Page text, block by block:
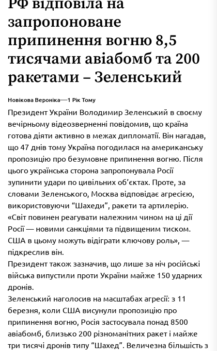
РФ відповіла на
запропоноване
припинення вогню 8,5
тисячами авіабомб та 200
ракетами – Зеленський
Новікова Вероніка 1 Рік Тому
Президент України Володимир Зеленський в своєму
вечірньому відеозверненні повідомив, що країна
готова діяти активно в межах дипломатії. Він нагадав,
що 47 днів тому Україна погодилася на американську
пропозицію про безумовне припинення вогню. Після
цього українська сторона запропонувала Росії
зупинити удари по цивільних об’єктах. Проте, за
словами Зеленського, Москва відповідає агресією,
використовуючи “Шахеди”, ракети та артилерію.
«Світ повинен реагувати належним чином на ці дії
Росії — новими санкціями та підвищеним тиском.
США в цьому можуть відіграти ключову роль», —
підкреслив він.
Президент також зазначив, що лише за ніч російські
війська випустили проти України майже 150 ударних
дронів.
Зеленський наголосив на масштабах агресії: з 11
березня, коли США висунули пропозицію про
припинення вогню, Росія застосувала понад 8500
авіабомб, близько 200 різноманітних ракет і майже
три тисячі дронів типу “Шахед”. Величезна більшість з